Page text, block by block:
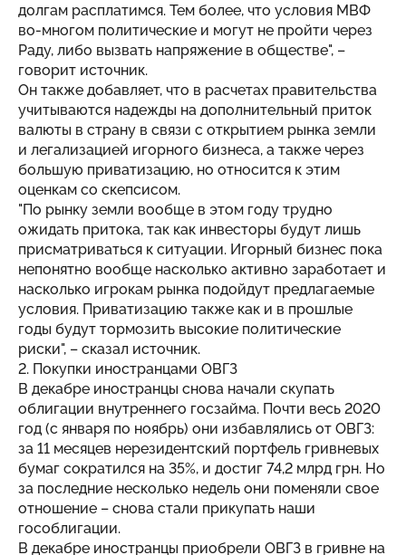
долгам расплатимся. Тем более, что условия МВФ
во-многом политические и могут не пройти через
Раду, либо вызвать напряжение в обществе", –
говорит источник.
Он также добавляет, что в расчетах правительства
учитываются надежды на дополнительный приток
валюты в страну в связи с открытием рынка земли
и легализацией игорного бизнеса, а также через
большую приватизацию, но относится к этим
оценкам со скепсисом.
"По рынку земли вообще в этом году трудно
ожидать притока, так как инвесторы будут лишь
присматриваться к ситуации. Игорный бизнес пока
непонятно вообще насколько активно заработает и
насколько игрокам рынка подойдут предлагаемые
условия. Приватизацию также как и в прошлые
годы будут тормозить высокие политические
риски", – сказал источник.
2. Покупки иностранцами ОВГЗ
В декабре иностранцы снова начали скупать
облигации внутреннего госзайма. Почти весь 2020
год (с января по ноябрь) они избавлялись от ОВГЗ:
за 11 месяцев нерезидентский портфель гривневых
бумаг сократился на 35%, и достиг 74,2 млрд грн. Но
за последние несколько недель они поменяли свое
отношение – снова стали прикупать наши
гособлигации.
В декабре иностранцы приобрели ОВГЗ в гривне на